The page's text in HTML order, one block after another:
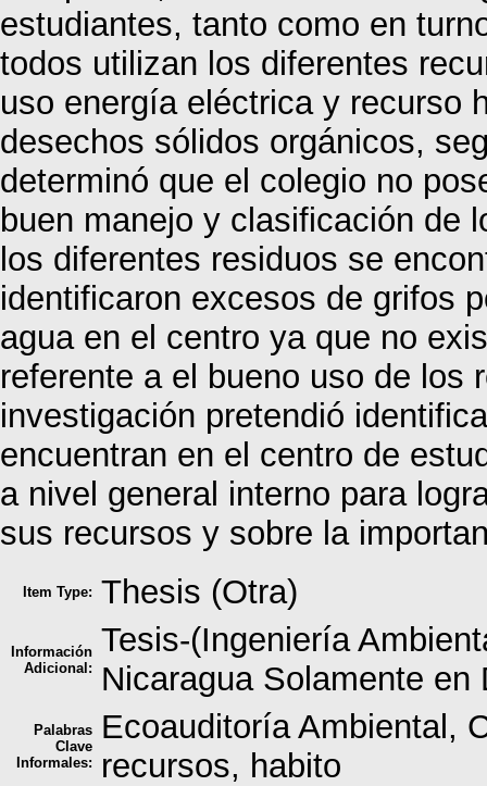
estudiantes, tanto como en
todos utilizan los diferentes
uso energía eléctrica y recurso
desechos sólidos orgánicos,
determinó que el colegio no
buen manejo y clasificación de
los diferentes residuos se
identificaron excesos de grifos
agua en el centro ya que no
referente a el bueno uso de los
investigación pretendió
encuentran en el centro de
a nivel general interno para
sus recursos y sobre la
Item Type: Thesis (Otra)
Información
Adicional:
Tesis-(Ingeniería
Nicaragua Solamente en
Palabras
Clave
Informales:
Ecoauditoría Ambiental,
recursos, habito